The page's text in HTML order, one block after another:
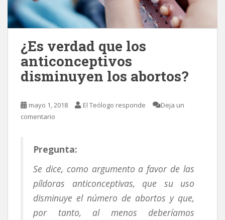
¿Es verdad que los
anticonceptivos
disminuyen los abortos?
mayo 1, 2018 El Teólogo responde
Deja un
comentario
Pregunta:
Se dice, como argumento a favor de las
píldoras anticonceptivas, que su uso
disminuye el número de abortos y que,
por tanto, al menos deberíamos